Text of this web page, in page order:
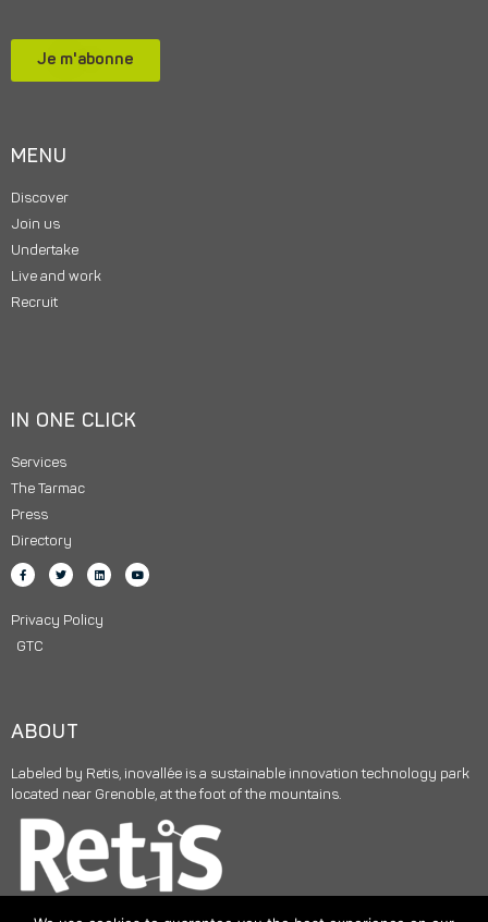
Je m'abonne
MENU
Discover
Join us
Undertake
Live and work
Recruit
IN ONE CLICK
Services
The Tarmac
Press
Directory
Privacy Policy
GTC
ABOUT
Labeled by Retis, inovallée is a sustainable innovation technology park
located near Grenoble, at the foot of the mountains.